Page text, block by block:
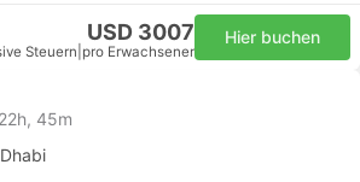
USD 3007
Steuern pro Erwachsener
Hier buchen
22h, 45m